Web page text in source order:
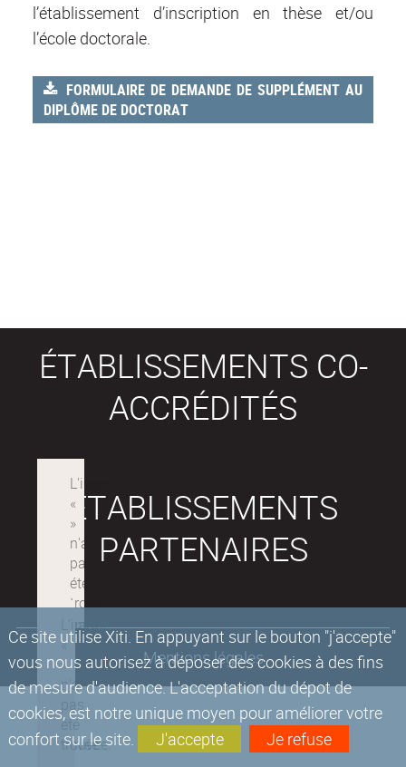
Ce site utilise Xiti. En appuyant sur le bouton "j'accepte"
vous nous autorisez à déposer des cookies à des fins
de mesure d'audience. L'acceptation du dépot de
cookies, est notre unique moyen pour améliorer votre
confort sur le site.
J'accepte Je refuse
l’établissement d’inscription en thèse et/ou
l’école doctorale.
FORMULAIRE DE DEMANDE DE SUPPLÉMENT AU
DIPLÔME DE DOCTORAT
ÉTABLISSEMENTS CO-
ACCRÉDITÉS
ÉTABLISSEMENTS
PARTENAIRES
Mentions légales